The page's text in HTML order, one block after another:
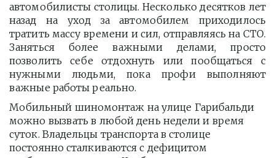
автомобилисты столицы. Несколько десятков лет
назад на уход за автомобилем приходилось
тратить массу времени и сил, отправляясь на СТО.
Заняться более важными делами, просто
позволить себе отдохнуть или пообщаться с
нужными людьми, пока профи выполняют
важные работы реально.
Мобильный шиномонтаж на улице Гарибальди
можно вызвать в любой день недели и время
суток. Владельцы транспорта в столице
постоянно сталкиваются с дефицитом